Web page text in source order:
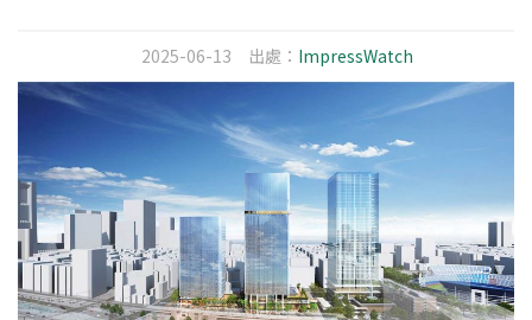
2025-06-13 出處： ImpressWatch